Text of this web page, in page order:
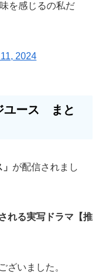
を感じるの私だ
2024
ユース まと
が配信されまし
れる実写ドラマ【推
ざいました。